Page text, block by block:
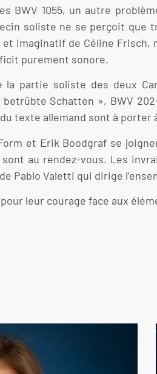
BWV 1055, un autre
soliste ne se perçoit
imaginatif de Céline
purement sonore.
partie soliste des deux
Schatten », BWV
texte allemand sont à
et Erik Boodgraf se
au rendez-vous. Les
Pablo Valetti qui dirige
leur courage face aux